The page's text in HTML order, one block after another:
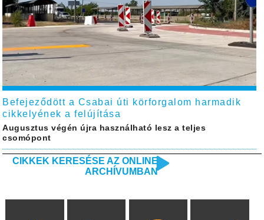
Befejeződött a Csabai úti körforgalom harmadik
cikkelyének a felújítása
Augusztus végén újra használható lesz a teljes
csomópont
CIKKEK KERESÉSE AZ ONLINE
ARCHÍVUMBAN